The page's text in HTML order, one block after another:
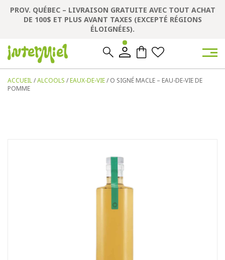
PROV. QUÉBEC – LIVRAISON GRATUITE AVEC TOUT ACHAT
DE 100$ ET PLUS AVANT TAXES (EXCEPTÉ RÉGIONS
ÉLOIGNÉES).
0
ACCUEIL/ALCOOLS /EAUX-DE-VIE/ O SIGNÉ MACLE – EAU-DE-VIE DE
POMME